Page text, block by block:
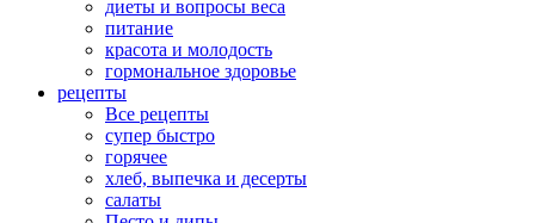
диеты и вопросы веса
питание
красота и молодость
гормональное здоровье
рецепты
Все рецепты
супер быстро
горячее
хлеб, выпечка и десерты
салаты